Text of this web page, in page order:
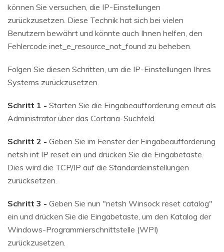
können Sie versuchen, die IP-Einstellungen
zurückzusetzen. Diese Technik hat sich bei vielen
Benutzern bewährt und könnte auch Ihnen helfen, den
Fehlercode inet_e_resource_not_found zu beheben.
Folgen Sie diesen Schritten, um die IP-Einstellungen Ihres
Systems zurückzusetzen.
Schritt 1 - Starten Sie die Eingabeaufforderung erneut als
Administrator über das Cortana-Suchfeld.
Schritt 2 - Geben Sie im Fenster der Eingabeaufforderung
netsh int IP reset ein und drücken Sie die Eingabetaste.
Dies wird die TCP/IP auf die Standardeinstellungen
zurücksetzen.
Schritt 3 - Geben Sie nun "netsh Winsock reset catalog"
ein und drücken Sie die Eingabetaste, um den Katalog der
Windows-Programmierschnittstelle (WPI)
zurückzusetzen.